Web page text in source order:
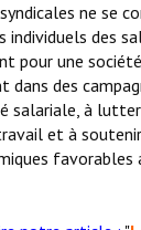
ne se
des
pour une
dans des
salariale, à
et à
favorables